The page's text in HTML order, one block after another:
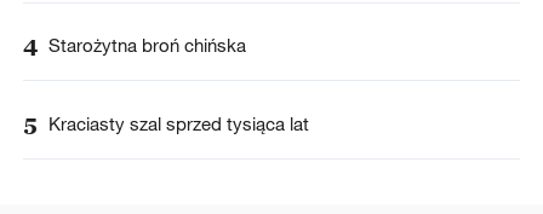
4 Starożytna broń chińska
5 Kraciasty szal sprzed tysiąca lat